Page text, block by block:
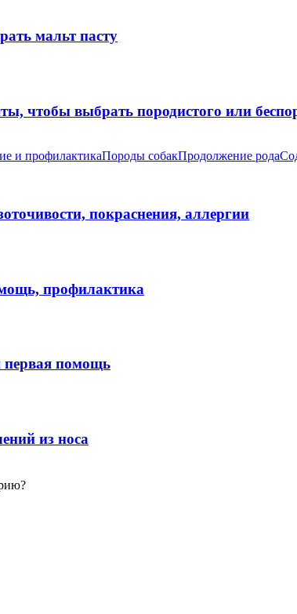
мальт пасту
чтобы выбрать породистого или
и профилактикаПороды собакПродолжение рода
покраснения, аллергии
профилактика
первая помощь
из носа